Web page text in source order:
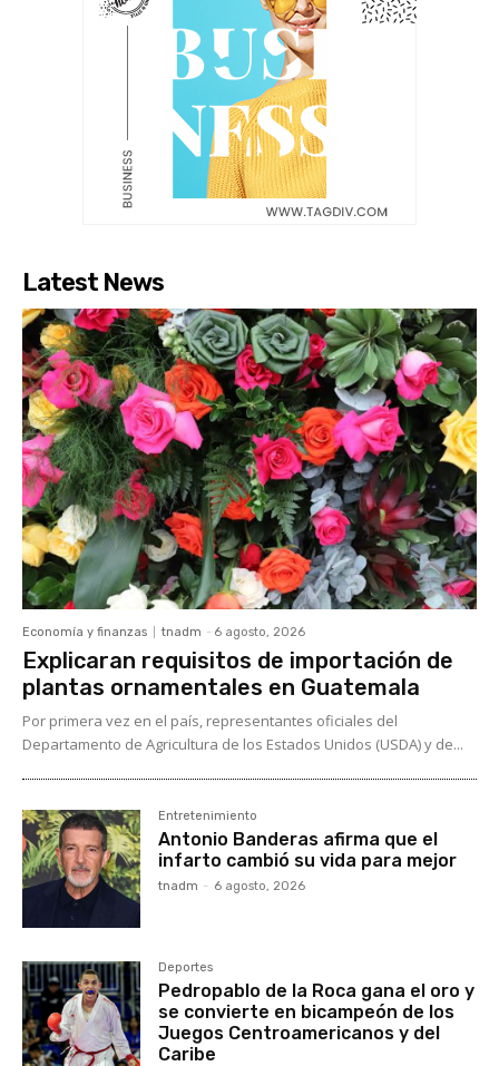
Latest News
Economía y finanzas tnadm - 6 agosto, 2026
Explicaran requisitos de importación de
plantas ornamentales en Guatemala
Por primera vez en el país, representantes oficiales del
Departamento de Agricultura de los Estados Unidos (USDA) y de...
Entretenimiento
Antonio Banderas afirma que el
infarto cambió su vida para mejor
tnadm - 6 agosto, 2026
Deportes
Pedropablo de la Roca gana el oro y
se convierte en bicampeón de los
Juegos Centroamericanos y del
Caribe